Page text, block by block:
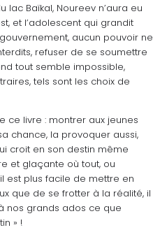
lac Baïkal, Noureev n’aura eu
et l’adolescent qui grandit
aucun pouvoir ne
refuser de se soumettre
tout semble impossible,
tels sont les choix de
ce livre : montrer aux jeunes
chance, la provoquer aussi,
croit en son destin même
et glaçante où tout, ou
est plus facile de mettre en
que de se frotter à la réalité, il
nos grands ados ce que
» !